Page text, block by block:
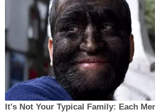
It's Not Your Typical Family: Each